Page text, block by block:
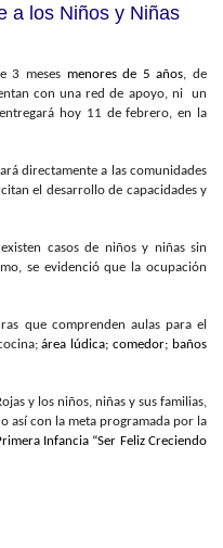
a los Niños y Niñas
3 meses menores de 5 años, de
con una red de apoyo, ni un
hoy 11 de febrero, en la
directamentea las comunidades
el desarrollo de capacidades y
casos de niños y niñas sin
se evidenció que la ocupación
que comprenden aulas para el
área lúdica; comedor; baños
y los niños, niñas y sus familias,
así con la meta programada por la
Infancia “Ser Feliz Creciendo